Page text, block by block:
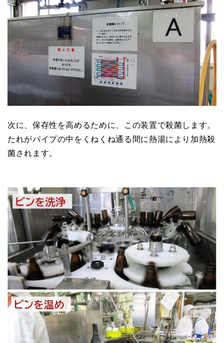
次に、保存性を高めるために、この装置で殺菌します。
たれがパイプの中をくねくね通る間に熱湯により加熱殺
菌されます。